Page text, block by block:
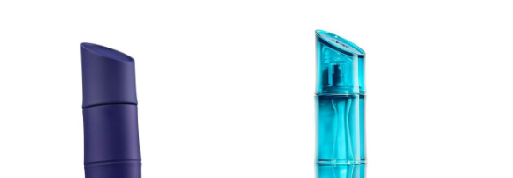
verlanglijst
verlanglijst